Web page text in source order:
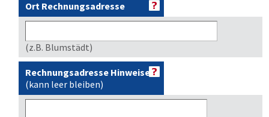
Ort Rechnungsadresse
(z.B. Blumstädt)
Rechnungsadresse Hinweise
(kann leer bleiben)